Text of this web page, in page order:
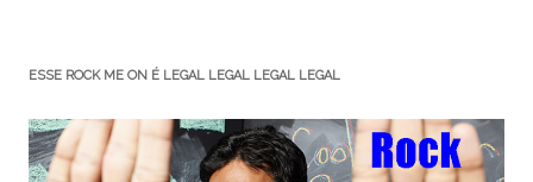
ESSE ROCK ME ON É LEGAL LEGAL LEGAL LEGAL